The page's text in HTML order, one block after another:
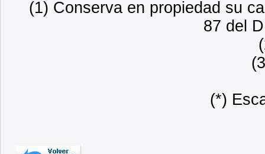
(1) Conserva en propiedad su
87 del
(*)